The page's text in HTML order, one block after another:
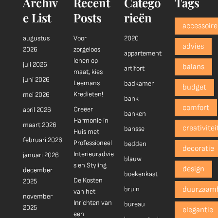
e List
augustus
2026
juli 2026
juni 2026
mei 2026
april 2026
maart 2026
februari 2026
januari 2026
december
2025
november
2025
Posts
Voor
zorgeloos
lenen op
maat, kies
Leemans
Kredieten!
Creëer
Harmonie in
Huis met
Professioneel
Interieuradvie
s en Styling
De Kosten
van het
Inrichten van
een
rieën
2020
appartement
artifort
badkamer
bank
banken
bansse
bedden
blauw
boekenkast
bruin
bureau
advies
balans
budget
comfort
decoratie
design
elegantie